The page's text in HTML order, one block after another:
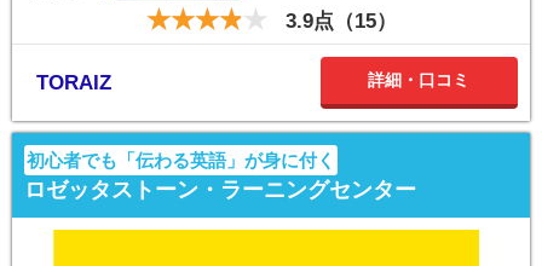
3.9点（15）
TORAIZ 詳細・口コミ
初心者でも「伝わる英語」が身に付く
ロゼッタストーン・ラーニングセンター